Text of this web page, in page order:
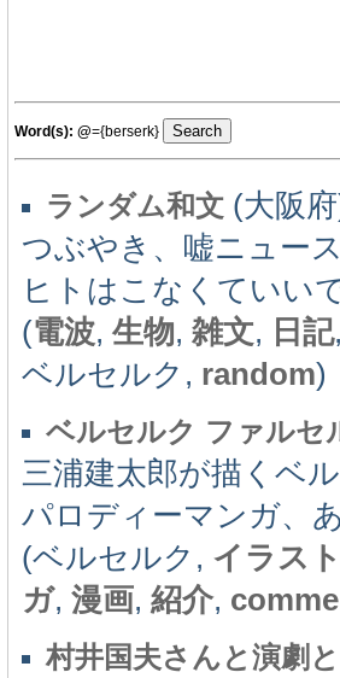
Word(s): @={berserk}
ランダム和文 (大阪
つぶやき、嘘ニュー
ヒトはこなくていい
(電波, 生物, 雑文, 日記
ベルセルク, random)
ベルセルク ファルセ
三浦建太郎が描くベ
パロディーマンガ、
(ベルセルク, イラス
ガ, 漫画, 紹介,
村井国夫さんと演劇